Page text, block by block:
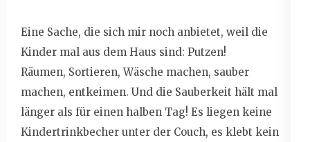
Eine Sache, die sich mir noch anbietet, weil die
Kinder mal aus dem Haus sind: Putzen!
Räumen, Sortieren, Wäsche machen, sauber
machen, entkeimen. Und die Sauberkeit hält mal
länger als für einen halben Tag! Es liegen keine
Kindertrinkbecher unter der Couch, es klebt kein